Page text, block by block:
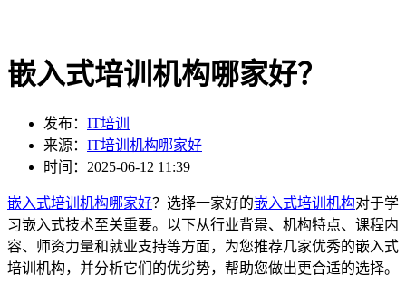
嵌入式培训机构哪家好？
发布： IT培训
来源： IT培训机构哪家好
时间：2025-06-12 11:39
嵌入式培训机构哪家好？选择一家好的嵌入式培训机构对于学
习嵌入式技术至关重要。以下从行业背景、机构特点、课程内
容、师资力量和就业支持等方面，为您推荐几家优秀的嵌入式
培训机构，并分析它们的优劣势，帮助您做出更合适的选择。